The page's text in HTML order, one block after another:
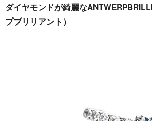
ダイヤモンドが綺麗な
プブリリアント）